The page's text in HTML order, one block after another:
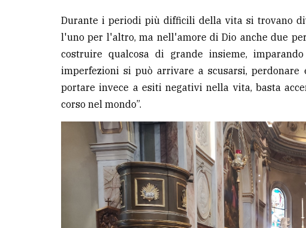
Durante i periodi più difficili della vita si trovano
l'uno per l'altro, ma nell'amore di Dio anche due
costruire qualcosa di grande insieme,
imperfezioni si può arrivare a scusarsi,
portare invece a esiti negativi nella vita, basta
corso nel mondo”.